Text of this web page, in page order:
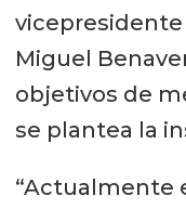
vicepresidente
Miguel
objetivos de
se plantea la
“Actualmente